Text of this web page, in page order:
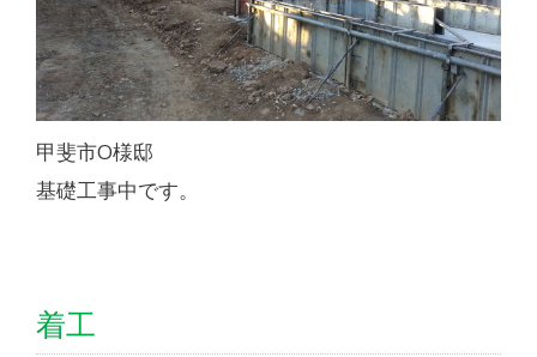
甲斐市O様邸
基礎工事中です。
着工